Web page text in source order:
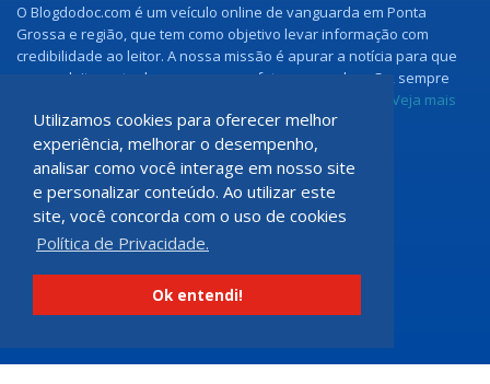
Utilizamos cookies para oferecer melhor
experiência, melhorar o desempenho,
analisar como você interage em nosso site
e personalizar conteúdo. Ao utilizar este
site, você concorda com o uso de cookies
Política de Privacidade.
Ok entendi!
O Blogdodoc.com é um veículo online de vanguarda em Ponta
Grossa e região, que tem como objetivo levar informação com
credibilidade ao leitor. A nossa missão é apurar a notícia para que
nossos leitores tenham acesso aos fatos como eles são, sempre
Veja mais
Grupo Doc.com
Rua Rio de Janeiro, 150 - Sala 102
CEP: 84070-060 - Nova Rússia
Ponta Grossa \ PR